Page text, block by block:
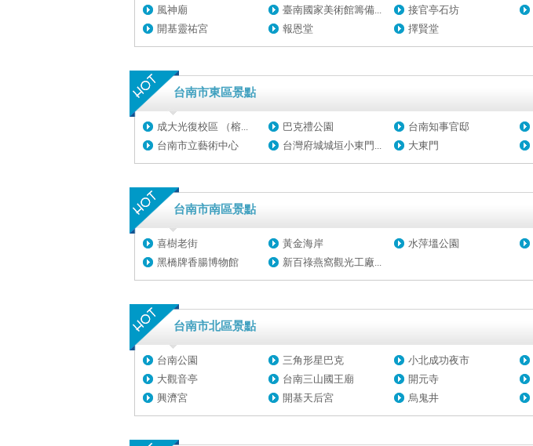
風神廟
臺南國家美術館籌備... 接官亭石坊
開基靈祐宮
報恩堂 擇賢堂
台南市東區景點
成大光復校區 （榕... 巴克禮公園 台南知事官邸
台南市立藝術中心
台灣府城城垣小東門... 大東門
台南市南區景點
喜樹老街 黃金海岸 水萍塭公園
黑橋牌香腸博物館
新百祿燕窩觀光工廠...
台南市北區景點
台南公園 三角形星巴克 小北成功夜市
大觀音亭
台南三山國王廟 開元寺
興濟宮
開基天后宮 烏鬼井